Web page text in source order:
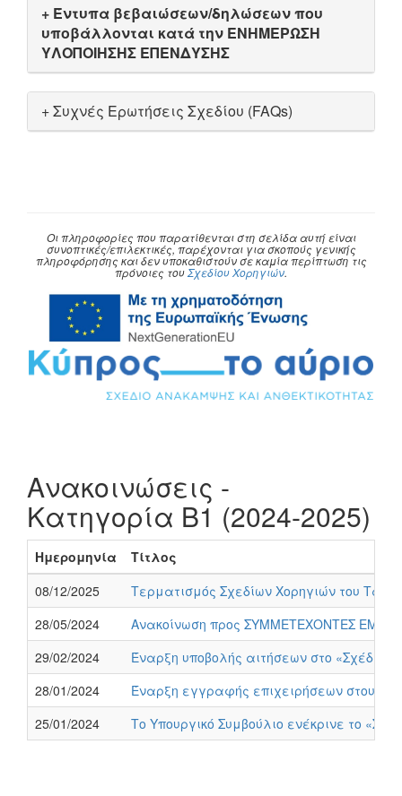
+ Έντυπα βεβαιώσεων/δηλώσεων που
υποβάλλονται κατά την ΕΝΗΜΕΡΩΣΗ
ΥΛΟΠΟΙΗΣΗΣ ΕΠΕΝΔΥΣΗΣ
+ Συχνές Ερωτήσεις Σχεδίου (FAQs)
Οι πληροφορίες που παρατίθενται στη σελίδα αυτή είναι
συνοπτικές/επιλεκτικές, παρέχονται για σκοπούς γενικής
πληροφόρησης και δεν υποκαθιστούν σε καμία περίπτωση τις
πρόνοιες τουΣχεδίου Χορηγιών.
Ανακοινώσεις -
Κατηγορία Β1 (2024-2025)
Ημερομηνία
Τίτλος
08/12/2025
Τερματισμός Σχεδίων Χορηγιών του
28/05/2024
Ανακοίνωση προς ΣΥΜΜΕΤΕΧΟΝΤΕΣ
29/02/2024
Έναρξη υποβολής αιτήσεων στο «Σχέδιο
28/01/2024
Έναρξη εγγραφής επιχειρήσεων στους
25/01/2024
Το Υπουργικό Συμβούλιο ενέκρινε το